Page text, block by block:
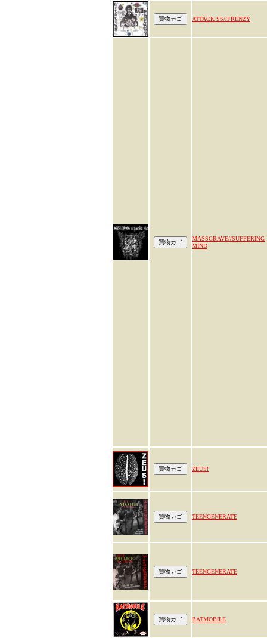
ATTACK SS//FRENZY
MASSGRAVE//SUFFERING
MIND
ZEUS!
TEENGENERATE
TEENGENERATE
BATMOBILE